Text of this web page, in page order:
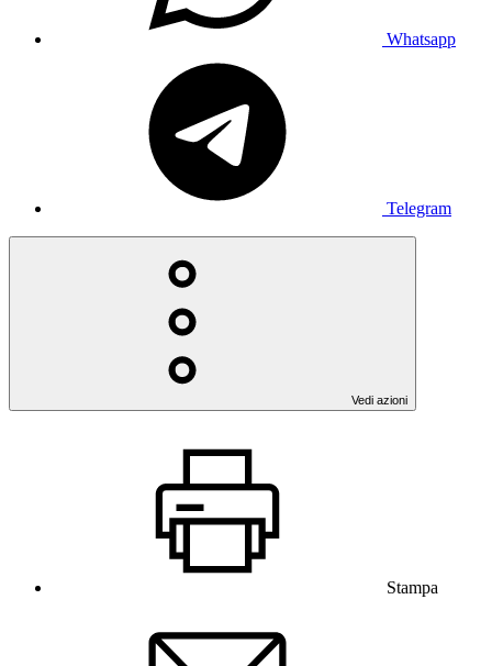
Whatsapp
Telegram
Vedi azioni
Stampa